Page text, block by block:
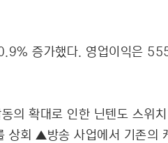
증가했다. 영업이익은
의 확대로 인한 닌텐도 스위
상회 ▲방송 사업에서 기존의